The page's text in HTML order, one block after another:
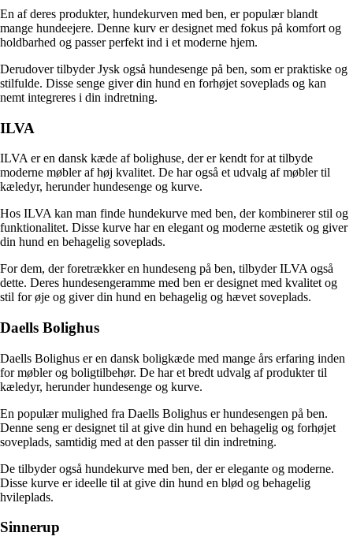
En af deres produkter, hundekurven med ben, er populær blandt
mange hundeejere. Denne kurv er designet med fokus på komfort og
holdbarhed og passer perfekt ind i et moderne hjem.
Derudover tilbyder Jysk også hundesenge på ben, som er praktiske og
stilfulde. Disse senge giver din hund en forhøjet soveplads og kan
nemt integreres i din indretning.
ILVA
ILVA er en dansk kæde af bolighuse, der er kendt for at tilbyde
moderne møbler af høj kvalitet. De har også et udvalg af møbler til
kæledyr, herunder hundesenge og kurve.
Hos ILVA kan man finde hundekurve med ben, der kombinerer stil og
funktionalitet. Disse kurve har en elegant og moderne æstetik og giver
din hund en behagelig soveplads.
For dem, der foretrækker en hundeseng på ben, tilbyder ILVA også
dette. Deres hundesengeramme med ben er designet med kvalitet og
stil for øje og giver din hund en behagelig og hævet soveplads.
Daells Bolighus
Daells Bolighus er en dansk boligkæde med mange års erfaring inden
for møbler og boligtilbehør. De har et bredt udvalg af produkter til
kæledyr, herunder hundesenge og kurve.
En populær mulighed fra Daells Bolighus er hundesengen på ben.
Denne seng er designet til at give din hund en behagelig og forhøjet
soveplads, samtidig med at den passer til din indretning.
De tilbyder også hundekurve med ben, der er elegante og moderne.
Disse kurve er ideelle til at give din hund en blød og behagelig
hvileplads.
Sinnerup